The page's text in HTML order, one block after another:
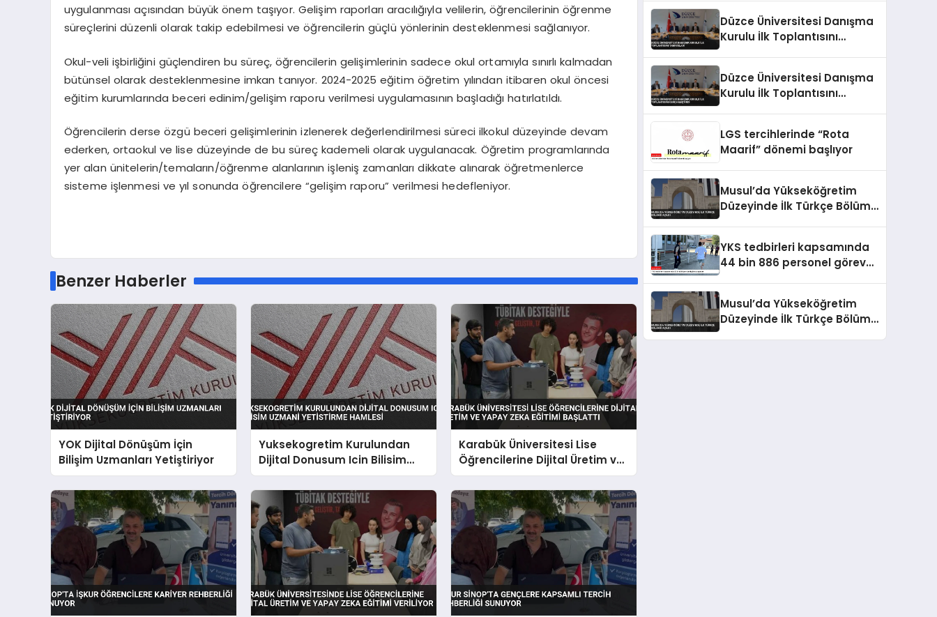
uygulanması açısından büyük önem taşıyor. Gelişim raporları aracılığıyla velilerin, öğrencilerinin öğrenme
süreçlerini düzenli olarak takip edebilmesi ve öğrencilerin güçlü yönlerinin desteklenmesi sağlanıyor.
Okul-veli işbirliğini güçlendiren bu süreç, öğrencilerin gelişimlerinin sadece okul ortamıyla sınırlı kalmadan
bütünsel olarak desteklenmesine imkan tanıyor. 2024-2025 eğitim öğretim yılından itibaren okul öncesi
eğitim kurumlarında beceri edinim/gelişim raporu verilmesi uygulamasının başladığı hatırlatıldı.
Öğrencilerin derse özgü beceri gelişimlerinin izlenerek değerlendirilmesi süreci ilkokul düzeyinde devam
ederken, ortaokul ve lise düzeyinde de bu süreç kademeli olarak uygulanacak. Öğretim programlarında
yer alan ünitelerin/temaların/öğrenme alanlarının işleniş zamanları dikkate alınarak öğretmenlerce
sisteme işlenmesi ve yıl sonunda öğrencilere “gelişim raporu” verilmesi hedefleniyor.
Benzer Haberler
YOK Dijital Dönüşüm İçin
Bilişim Uzmanları Yetiştiriyor
Yuksekogretim Kurulundan
Dijital Donusum Icin Bilisim
Uzmani Yetistirme Hamlesi
Karabük Üniversitesi Lise
Öğrencilerine Dijital Üretim ve
Yapay Zeka Eğitimi Başlattı
Düzce Üniversitesi Danışma
Kurulu İlk Toplantısını
Düzce Üniversitesi Danışma
Kurulu İlk Toplantısını
LGS tercihlerinde “Rota
Maarif” dönemi başlıyor
Musul’da Yükseköğretim
Düzeyinde İlk Türkçe Bölümü
YKS tedbirleri kapsamında
44 bin 886 personel görev
Musul’da Yükseköğretim
Düzeyinde İlk Türkçe Bölümü